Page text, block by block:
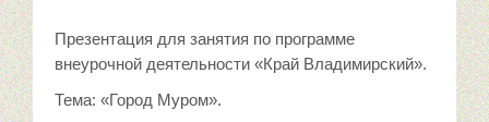
Презентация для занятия по программе
внеурочной деятельности «Край Владимирский».
Тема: «Город Муром».